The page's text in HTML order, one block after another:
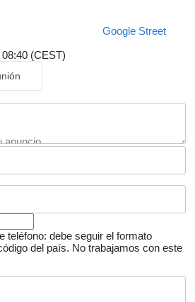
Google Street
(CEST)
teléfono: debe seguir el formato
del país. No trabajamos con este